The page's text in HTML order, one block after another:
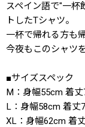
スペイン語で"一杯
トしたTシャツ。
一杯で帰れる方も
今夜もこのシャツ
■サイズスペック
M：身幅55cm 着
L：身幅58cm 着丈
XL：身幅62cm 着